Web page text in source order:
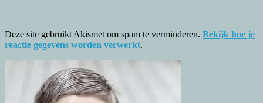
Deze site gebruikt Akismet om spam te verminderen. Bekijk hoe je
reactie gegevens worden verwerkt.